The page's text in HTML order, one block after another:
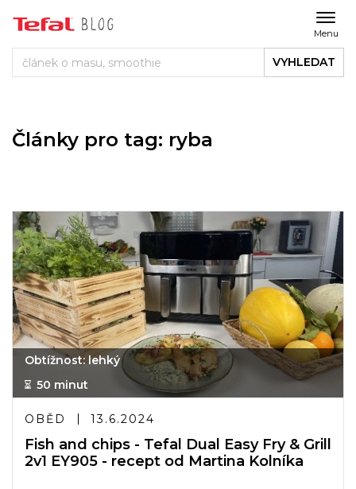
Menu
VYHLEDAT
Články pro tag: ryba
Obtížnost: lehký
50 minut
OBĚD 13.6.2024
Fish and chips - Tefal Dual Easy Fry & Grill
2v1 EY905 - recept od Martina Kolníka